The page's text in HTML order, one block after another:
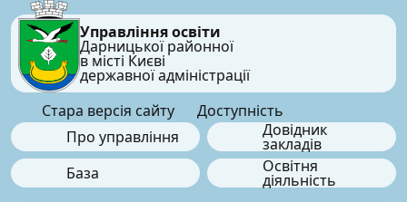
Управління освіти
Дарницької районної
в місті Києві
державної адміністрації
Стара версія сайту
Доступність
Про управління
Довідник
закладів
База
Освітня
діяльність